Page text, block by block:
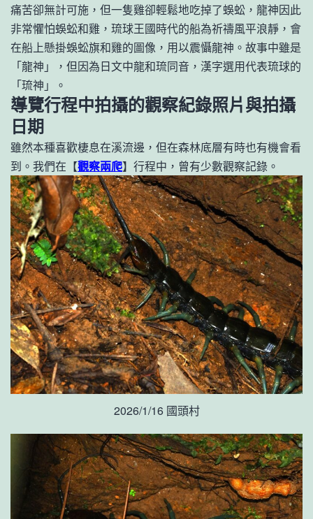
痛苦卻無計可施，但一隻雞卻輕鬆地吃掉了蜈蚣，龍神因此
非常懼怕蜈蚣和雞，琉球王國時代的船為祈禱風平浪靜，會
在船上懸掛蜈蚣旗和雞的圖像，用以震懾龍神。故事中雖是
「龍神」，但因為日文中龍和琉同音，漢字選用代表琉球的
「琉神」。
導覽行程中拍攝的觀察紀錄照片與拍攝
日期
雖然本種喜歡棲息在溪流邊，但在森林底層有時也有機會看
到。我們在【觀察兩爬】行程中，曾有少數觀察記錄。
2026/1/16 國頭村